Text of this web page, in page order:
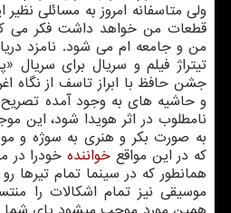
ولی متاسفانه امروز به مسائلی
قطعات من خواهد داشت فکر می
من و جامعه ام می شود. نامزد
تیتراژ فیلم و سریال برای سریال
جشن حافظ با ابراز تاسف از نگاه
و حاشیه های به وجود آمده
نامطلوب در اثر هویدا شود، این
به صورت بکر و هنری به سوژه و
که در این مواقع خوانندهخودرا در
همانطور که در سینما تمام تیرها
موسیقی نیز تمام اشکالات را